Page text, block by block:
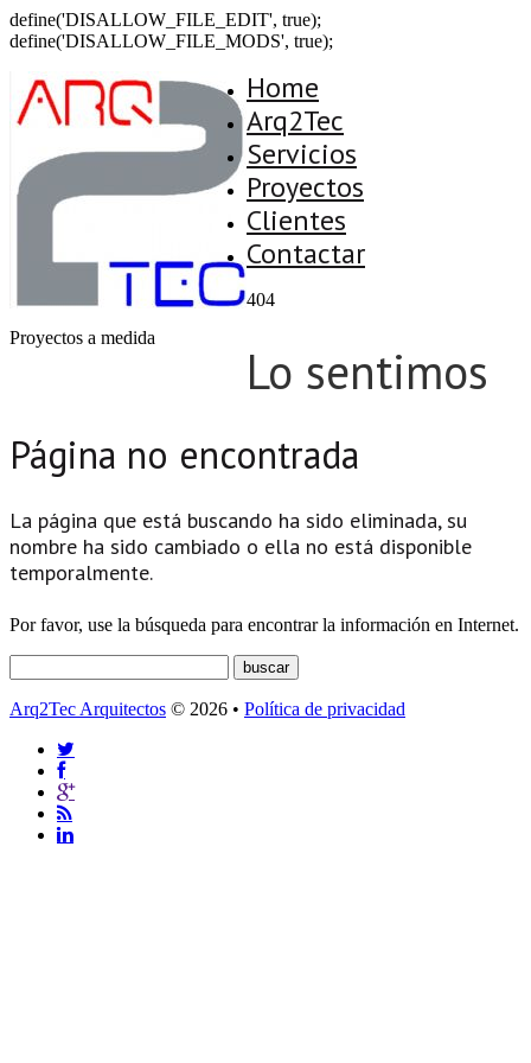
define('DISALLOW_FILE_EDIT', true);
define('DISALLOW_FILE_MODS', true);
Proyectos a medida
Home
Arq2Tec
Servicios
Proyectos
Clientes
Contactar
404
Lo sentimos
Página no encontrada
La página que está buscando ha sido eliminada, su
nombre ha sido cambiado o ella no está disponible
temporalmente.
Por favor, use la búsqueda para encontrar la información en Internet.
Arq2Tec Arquitectos © 2026 • Política de privacidad